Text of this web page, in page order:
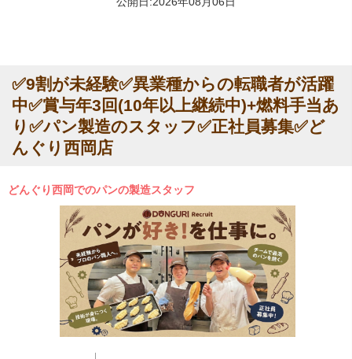
✅9割が未経験✅異業種からの転職者が活躍
中✅賞与年3回(10年以上継続中)+燃料手当あ
り✅パン製造のスタッフ✅正社員募集✅ど
んぐり西岡店
どんぐり西岡でのパンの製造スタッフ